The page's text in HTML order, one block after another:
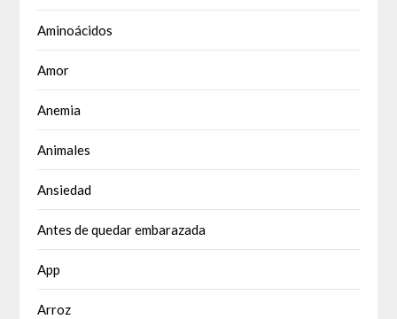
Aminoácidos
Amor
Anemia
Animales
Ansiedad
Antes de quedar embarazada
App
Arroz